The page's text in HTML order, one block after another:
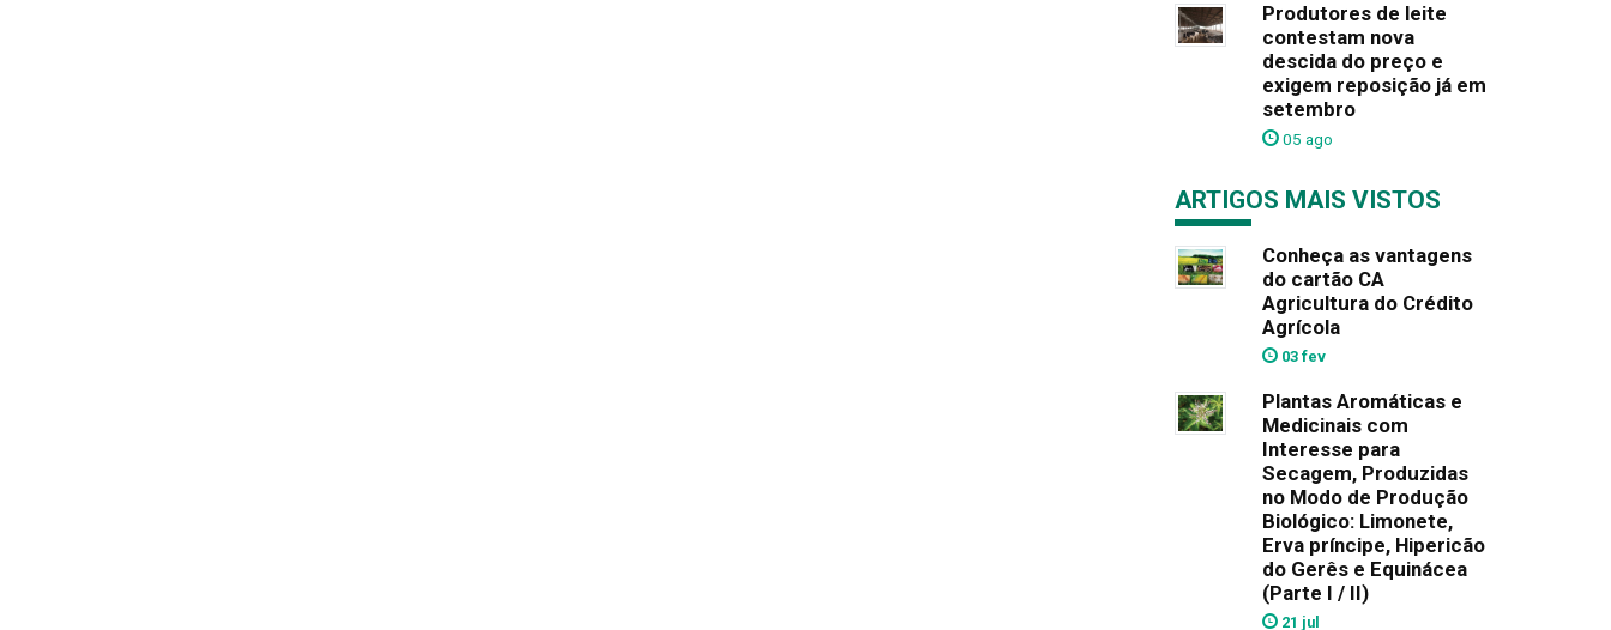
Produtores de leite
contestam nova
descida do preço e
exigem reposição já em
setembro
05 ago
ARTIGOS MAIS VISTOS
Conheça as vantagens
do cartão CA
Agricultura do Crédito
Agrícola
03 fev
Plantas Aromáticas e
Medicinais com
Interesse para
Secagem, Produzidas
no Modo de Produção
Biológico: Limonete,
Erva príncipe, Hipericão
do Gerês e Equinácea
(Parte I / II)
21 jul